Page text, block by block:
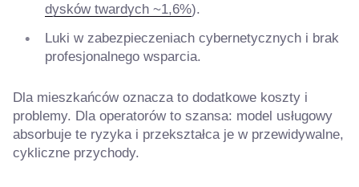
dysków twardych ~1,6%).
Luki w zabezpieczeniach cybernetycznych i brak
profesjonalnego wsparcia.
Dla mieszkańców oznacza to dodatkowe koszty i
problemy. Dla operatorów to szansa: model usługowy
absorbuje te ryzyka i przekształca je w przewidywalne,
cykliczne przychody.